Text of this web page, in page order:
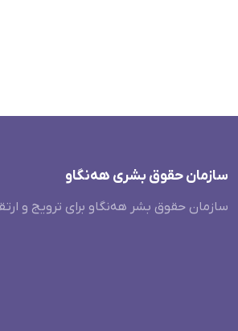
سازمان حقوق بشری هەنگاو
سازمان حقوق بشر هه‌نگاو برای ترویج و